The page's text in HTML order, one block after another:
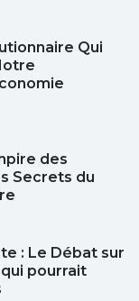
Qui
des
Secrets du
: Le Débat sur
qui pourrait